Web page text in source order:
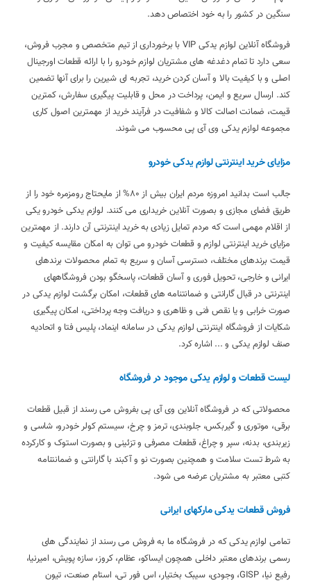
سنگین در کشور را به خود اختصاص دهد.
فروشگاه آنلاین لوازم یدکی VIP با برخورداری از تیم متخصص و مجرب فروش،
سعی دارد تا تمام دغدغه های مشتریان لوازم خودرو را با ارائه قطعات اورجینال
اصلی و با کیفیت بالا و آسان کردن خرید، تجربه ای شیرین را برای آنها تضمین
کند. ارسال سریع و ایمن، پرداخت در محل و قابلیت پیگیری سفارش، کمترین
قیمت، ضمانت اصالت کالا و شفافیت در فرآیند خرید از مهمترین اصول کاری
مجموعه لوازم یدکی وی آی پی محسوب می شوند.
مزایای خرید اینترنتی لوازم یدکی خودرو
جالب است بدانید امروزه مردم ایران بیش از 80% از مایحتاج رومزمره خود را از
طریق فضای مجازی و بصورت آنلاین خریداری می کنند. لوازم یدکی خودرو یکی
از اقلام مهمی است که مردم تمایل زیادی به خرید اینترنتی آن دارند. از مهمترین
مزایای خرید اینترنتی لوازم و قطعات خودرو می توان به امکان مقایسه کیفیت و
قیمت برندهای مختلف، دسترسی آسان و سریع به تمام محصولات برندهای
ایرانی و خارجی، تحویل فوری و آسان قطعات، پاسخگو بودن فروشگاههای
اینترنتی در قبال گارانتی و ضمانتنامه های قطعات، امکان برگشت لوازم یدکی در
صورت خرابی و یا نقص فنی و ظاهری و دریافت وجه پرداختی، امکان پیگیری
شکایات از فروشگاه اینترنتی لوازم یدکی در سامانه اینماد، پلیس فتا و اتحادیه
صنف لوازم یدکی و ... اشاره کرد.
لیست قطعات و لوازم یدکی موجود در فروشگاه
محصولاتی که در فروشگاه آنلاین وی آی پی بفروش می رسند از قبیل قطعات
برقی، موتوری و گیربکس، جلوبندی، ترمز و چرخ، سیستم کولر خودرو، شاسی و
زیربندی، بدنه، سپر و چراغ، قطعات مصرفی و تزئینی و بصورت استوک و کارکرده
به شرط تست سلامت و همچنین بصورت نو و آکبند با گارانتی و ضمانتنامه
کتبی معتبر به مشتریان عرضه می شود.
فروش قطعات یدکی مارکهای ایرانی
تمامی لوازم یدکی که در فروشگاه ما به فروش می رسند از نمایندگی های
رسمی برندهای معتبر داخلی همچون ایساکو، عظام، کروز، سازه پویش، امیرنیا،
رفیع نیا، GISP، وجودی، سیبک بختیار، اس فور تی، استام صنعت، تیون